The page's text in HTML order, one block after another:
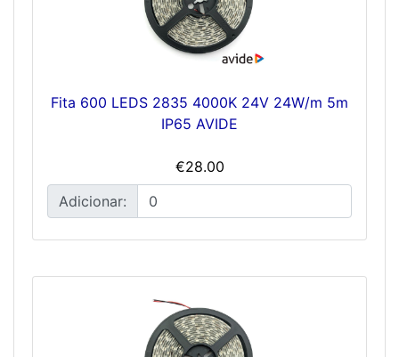
Fita 600 LEDS 2835 4000K 24V 24W/m 5m
IP65 AVIDE
€28.00
Adicionar: